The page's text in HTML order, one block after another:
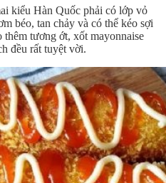
kiểu Hàn Quốc phải có lớp vỏ
béo, tan chảy và có thể kéo sợi
tương ớt, xốt mayonnaise
đều rất tuyệt vời.